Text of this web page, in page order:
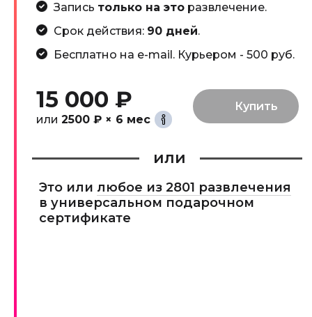
Запись только на эторазвлечение.
Срок действия: 90 дней.
Бесплатно на e-mail. Курьером - 500 руб.
15 000 ₽
или 2500 ₽ × 6 мес
или
Это или любое из 2801 развлечения
в универсальном подарочном
сертификате